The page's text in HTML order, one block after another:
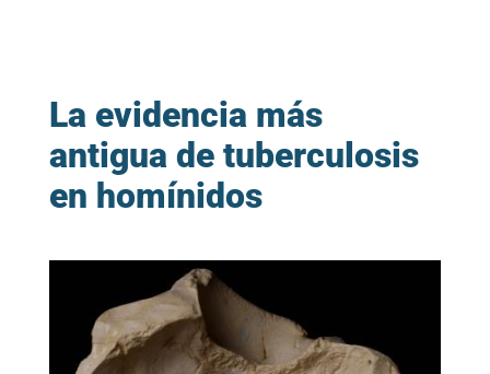
La evidencia más
antigua de tuberculosis
en homínidos